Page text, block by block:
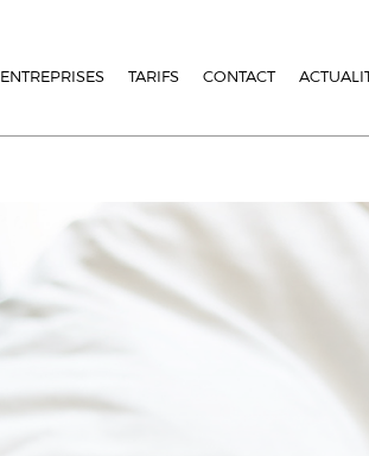
ENTREPRISES TARIFS CONTACT